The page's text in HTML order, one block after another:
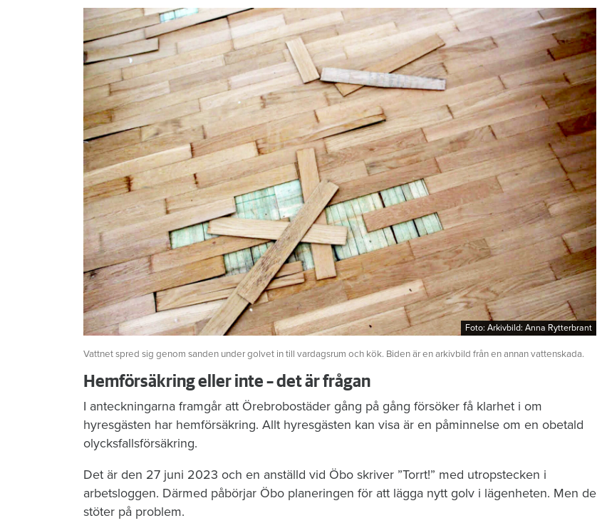
Foto: Arkivbild: Anna Rytterbrant
Foto: Arkivbild: Anna Rytterbrant
Vattnet spred sig genom sanden under golvet in till vardagsrum och kök. Biden är en arkivbild från en annan vattenskada.
Hemförsäkring eller inte – det är frågan
I anteckningarna framgår att Örebrobostäder gång på gång försöker få klarhet i om
hyresgästen har hemförsäkring. Allt hyresgästen kan visa är en påminnelse om en obetald
olycksfallsförsäkring.
Det är den 27 juni 2023 och en anställd vid Öbo skriver ”Torrt!” med utropstecken i
arbetsloggen. Därmed påbörjar Öbo planeringen för att lägga nytt golv i lägenheten. Men de
stöter på problem.